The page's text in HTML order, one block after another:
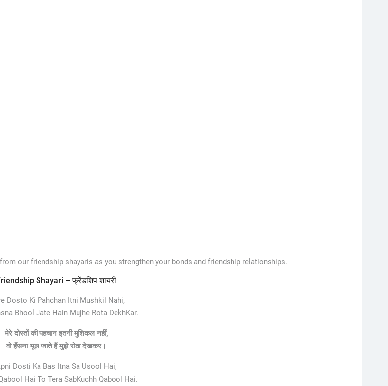
our friendship shayaris as you strengthen your bonds and friendship relationships.
Shayari – फ्रेंडशिप शायरी
Dosto Ki Pahchan Itni Mushkil Nahi,
Bhool Jate Hain Mujhe Rota DekhKar.
मेरे दोस्तों की पहचान इतनी मुशिकल नहीं,
वो हँसना भूल जाते हैं मुझे रोता देखकर।
Dosti Ka Bas Itna Sa Usool Hai,
Hai To Tera SabKuchh Qabool Hai.